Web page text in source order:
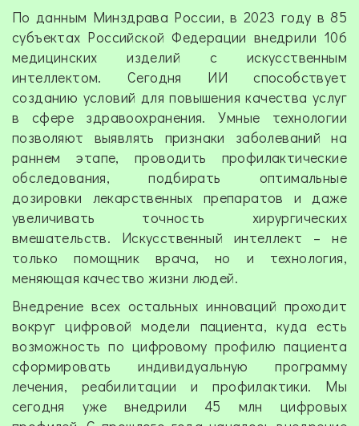
По данным Минздрава России, в 2023 году в 85
субъектах Российской Федерации внедрили 106
медицинских изделий с искусственным
интеллектом. Сегодня ИИ способствует
созданию условий для повышения качества услуг
в сфере здравоохранения. Умные технологии
позволяют выявлять признаки заболеваний на
раннем этапе, проводить профилактические
обследования, подбирать оптимальные
дозировки лекарственных препаратов и даже
увеличивать точность хирургических
вмешательств. Искусственный интеллект – не
только помощник врача, но и технология,
меняющая качество жизни людей.
Внедрение всех остальных инноваций проходит
вокруг цифровой модели пациента, куда есть
возможность по цифровому профилю пациента
сформировать индивидуальную программу
лечения, реабилитации и профилактики. Мы
сегодня уже внедрили 45 млн цифровых